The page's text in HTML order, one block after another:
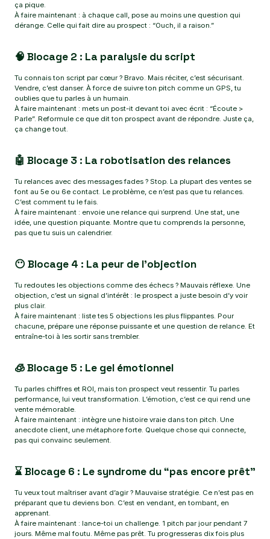
ça pique.
À faire maintenant : à chaque call, pose au moins une question qui
dérange. Celle qui fait dire au prospect : “Ouch, il a raison.”
🧠 Blocage 2 : La paralysie du script
Tu connais ton script par cœur ? Bravo. Mais réciter, c’est sécurisant.
Vendre, c’est danser. À force de suivre ton pitch comme un GPS, tu
oublies que tu parles à un humain.
À faire maintenant : mets un post-it devant toi avec écrit : “Écoute >
Parle”. Reformule ce que dit ton prospect avant de répondre. Juste ça,
ça change tout.
🤖 Blocage 3 : La robotisation des relances
Tu relances avec des messages fades ? Stop. La plupart des ventes se
font au 5e ou 6e contact. Le problème, ce n’est pas que tu relances.
C’est comment tu le fais.
À faire maintenant : envoie une relance qui surprend. Une stat, une
idée, une question piquante. Montre que tu comprends la personne,
pas que tu suis un calendrier.
😶 Blocage 4 : La peur de l’objection
Tu redoutes les objections comme des échecs ? Mauvais réflexe. Une
objection, c’est un signal d’intérêt : le prospect a juste besoin d’y voir
plus clair.
À faire maintenant : liste tes 5 objections les plus flippantes. Pour
chacune, prépare une réponse puissante et une question de relance. Et
entraîne-toi à les sortir sans trembler.
🧊 Blocage 5 : Le gel émotionnel
Tu parles chiffres et ROI, mais ton prospect veut ressentir. Tu parles
performance, lui veut transformation. L’émotion, c’est ce qui rend une
vente mémorable.
À faire maintenant : intègre une histoire vraie dans ton pitch. Une
anecdote client, une métaphore forte. Quelque chose qui connecte,
pas qui convainc seulement.
⌛ Blocage 6 : Le syndrome du “pas encore prêt”
Tu veux tout maîtriser avant d’agir ? Mauvaise stratégie. Ce n’est pas en
préparant que tu deviens bon. C’est en vendant, en tombant, en
apprenant.
À faire maintenant : lance-toi un challenge. 1 pitch par jour pendant 7
jours. Même mal foutu. Même pas prêt. Tu progresseras dix fois plus